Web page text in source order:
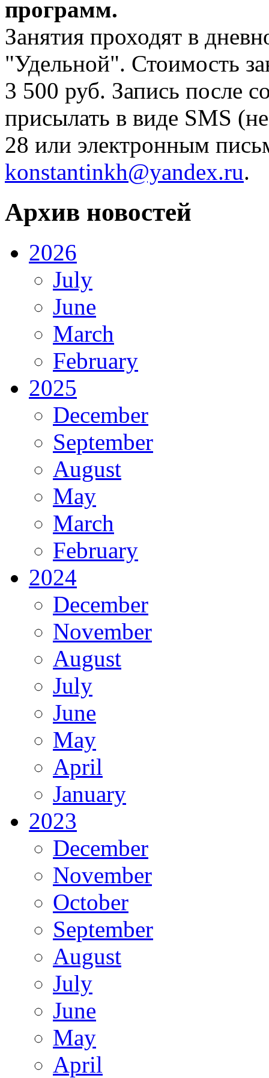
программ.
Занятия проходят в
"Удельной". Стоимость
3 500 руб. Запись после
присылать в виде SMS
28 или электронным
konstantinkh@yandex.ru.
Архив новостей
2026
July
June
March
February
2025
December
September
August
May
March
February
2024
December
November
August
July
June
May
April
January
2023
December
November
October
September
August
July
June
May
April